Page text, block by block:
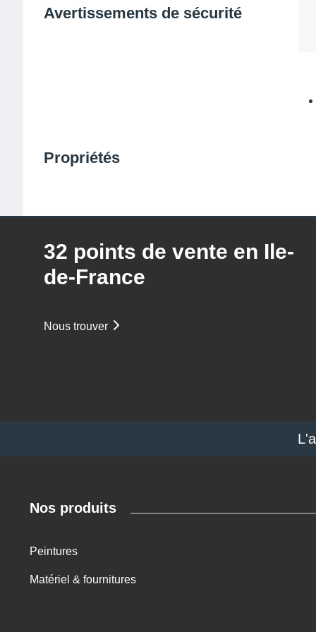
Avertissements de sécurité
Propriétés
32 points de vente en Ile-
de-France
Nous trouver
Nos produits
Peintures
Matériel & fournitures